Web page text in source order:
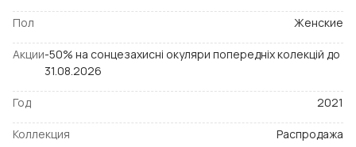
Пол Женские
Акции-50% на сонцезахисні окуляри попередніх колекцій до
31.08.2026
Год 2021
Коллекция Распродажа